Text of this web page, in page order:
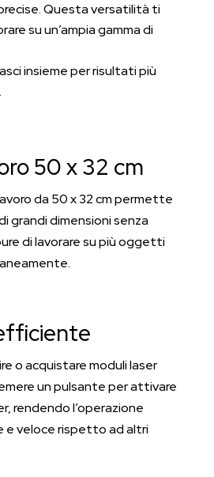
Questa versatilità ti
su un’ampia gamma di
insieme per risultati più
50 x 32 cm
da 50 x 32 cm permette
grandi dimensioni senza
di lavorare su più oggetti
o acquistare moduli laser
un pulsante per attivare
rendendo l’operazione
e veloce rispetto ad altri